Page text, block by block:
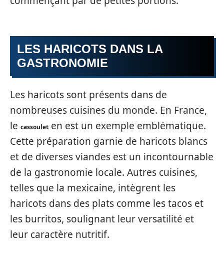
LES HARICOTS DANS LA
GASTRONOMIE
Les haricots sont présents dans de
nombreuses cuisines du monde. En France,
le cassoulet en est un exemple emblématique.
Cette préparation garnie de haricots blancs
et de diverses viandes est un incontournable
de la gastronomie locale. Autres cuisines,
telles que la mexicaine, intègrent les
haricots dans des plats comme les tacos et
les burritos, soulignant leur versatilité et
leur caractère nutritif.